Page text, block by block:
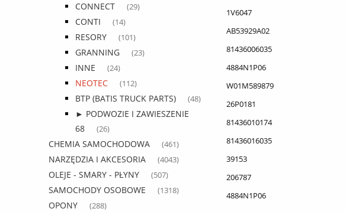
CONNECT (29)
CONTI (14)
RESORY (101)
GRANNING (23)
INNE (24)
NEOTEC (112)
BTP (BATIS TRUCK PARTS) (48)
► PODWOZIE I ZAWIESZENIE
68
(26)
CHEMIA SAMOCHODOWA (461)
NARZĘDZIA I AKCESORIA (4043)
OLEJE - SMARY - PŁYNY (507)
SAMOCHODY OSOBOWE (1318)
OPONY (288)
1V6047
AB53929A02
81436006035
4884N1P06
W01M589879
26P0181
81436010174
81436016035
39153
206787
4884N1P06